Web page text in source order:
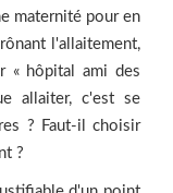
maternité pour en
l'allaitement,
« hôpital ami des
allaiter, c'est se
? Faut-­il choisir
?